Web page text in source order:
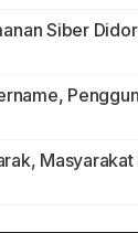
Siber
Masyarakat